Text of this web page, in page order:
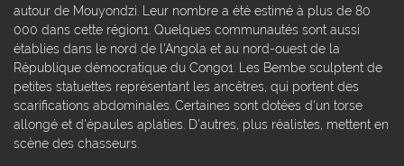
autour de Mouyondzi. Leur nombre a été estimé à plus de 80
000 dans cette région1. Quelques communautés sont aussi
établies dans le nord de l'Angola et au nord-ouest de la
République démocratique du Congo1. Les Bembe sculptent de
petites statuettes représentant les ancêtres, qui portent des
scarifications abdominales. Certaines sont dotées d'un torse
allongé et d'épaules aplaties. D'autres, plus réalistes, mettent en
scène des chasseurs.